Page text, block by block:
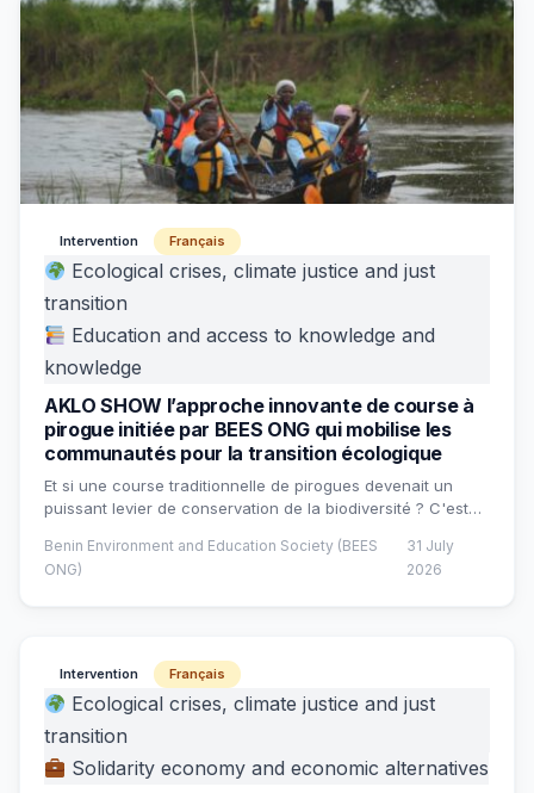
Intervention Français
Ecological crises, climate justice and just
transition
Education and access to knowledge and
knowledge
AKLO SHOW l’approche innovante de course à
pirogue initiée par BEES ONG qui mobilise les
communautés pour la transition écologique
Et si une course traditionnelle de pirogues devenait un
puissant levier de conservation de la biodiversité ? C'est…
Benin Environment and Education Society (BEES
ONG)
31 July
2026
Intervention Français
Ecological crises, climate justice and just
transition
Solidarity economy and economic alternatives